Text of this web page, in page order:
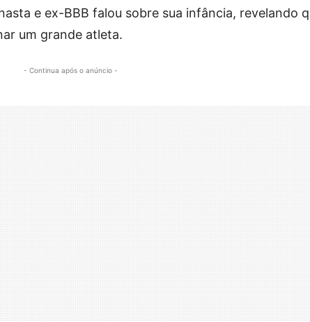
e ex-BBB falou sobre sua infância, revelando
um grande atleta.
- Continua após o anúncio -